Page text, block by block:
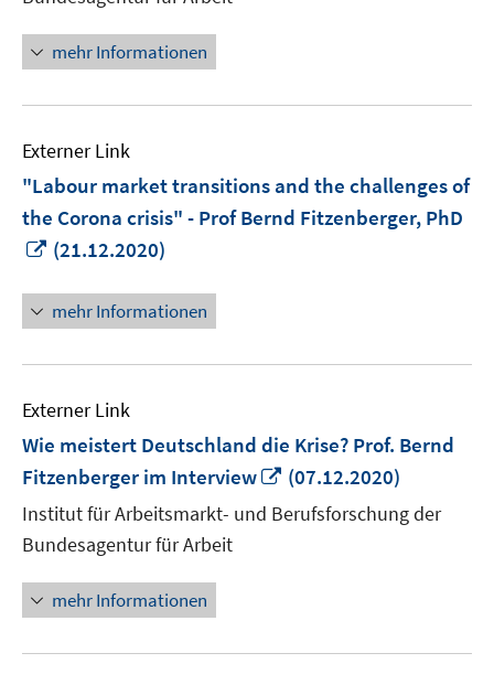
mehr Informationen
Externer Link
"Labour market transitions and the challenges of
the Corona crisis" - Prof Bernd Fitzenberger, PhD
In
Fenster
öffnen
(21.12.2020)
mehr Informationen
Externer Link
Wie meistert Deutschland die Krise? Prof. Bernd
Fitzenberger im Interview
In
neuem
Fenster
(07.12.2020)
Institut für Arbeitsmarkt- und Berufsforschung der
Bundesagentur für Arbeit
mehr Informationen